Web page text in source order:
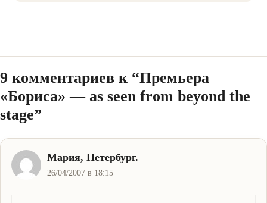
9 комментариев к “Премьера
«Бориса» — as seen from beyond the
stage”
Мария, Петербург.
26/04/2007 в 18:15